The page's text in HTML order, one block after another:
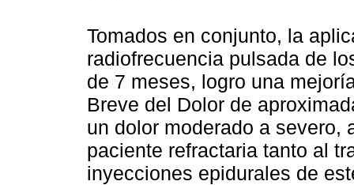
Tomados en conjunto, la
radiofrecuencia pulsada de
de 7 meses, logro una
Breve del Dolor de
un dolor moderado a severo,
paciente refractaria tanto al
inyecciones epidurales de